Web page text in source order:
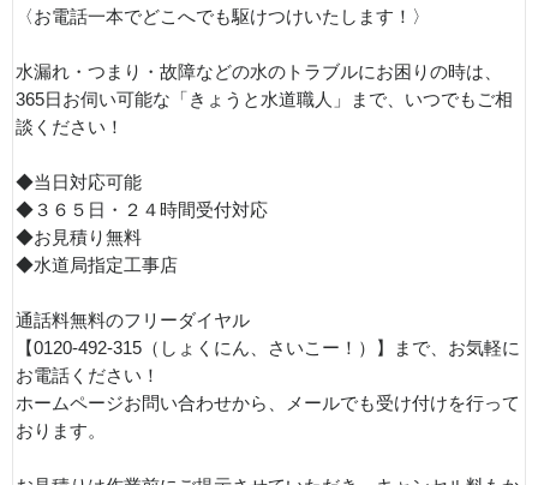
〈お電話一本でどこへでも駆けつけいたします！〉
水漏れ・つまり・故障などの水のトラブルにお困りの時は、
365日お伺い可能な「きょうと水道職人」まで、いつでもご相
談ください！
◆当日対応可能
◆３６５日・２４時間受付対応
◆お見積り無料
◆水道局指定工事店
通話料無料のフリーダイヤル
【0120-492-315（しょくにん、さいこー！）】まで、お気軽に
お電話ください！
ホームページお問い合わせから、メールでも受け付けを行って
おります。